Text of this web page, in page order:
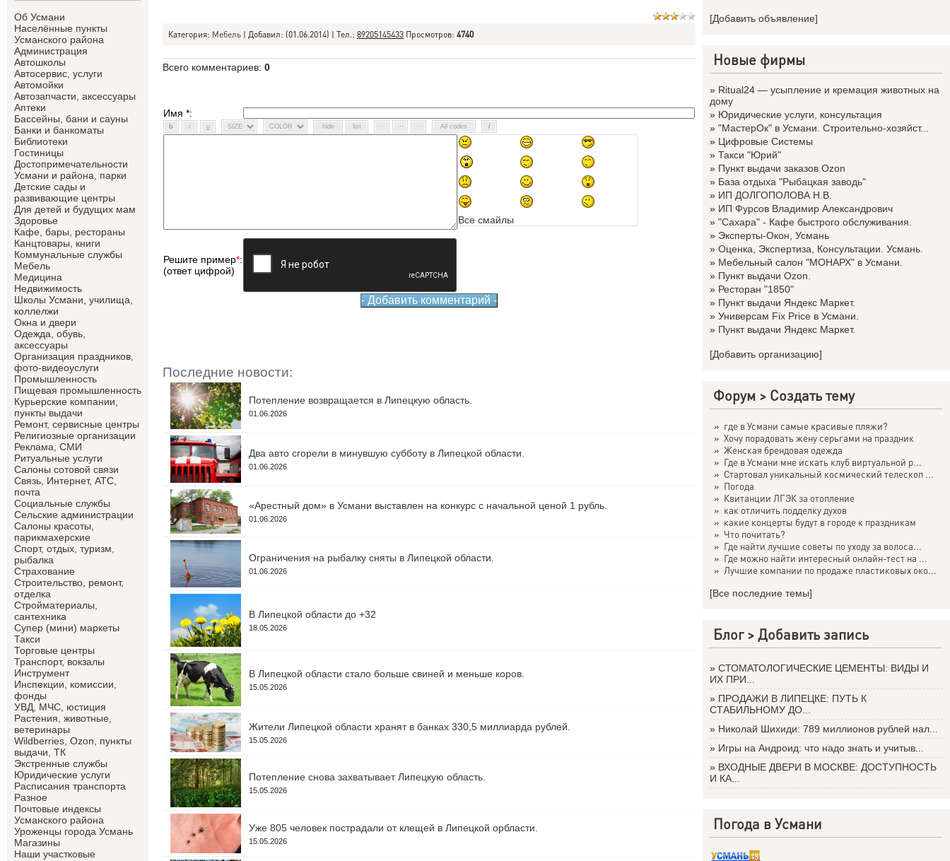
Об Усмани
Населённые пункты
Усманского района
Администрация
Автошколы
Автосервис, услуги
Автомойки
Автозапчасти, аксессуары
Аптеки
Бассейны, бани и сауны
Банки и банкоматы
Библиотеки
Гостиницы
Достопримечательности
Усмани и района, парки
Детские сады и
развивающие центры
Для детей и будущих мам
Здоровье
Кафе, бары, рестораны
Канцтовары, книги
Коммунальные службы
Мебель
Медицина
Недвижимость
Школы Усмани, училища,
коллелжи
Окна и двери
Одежда, обувь,
аксессуары
Организация праздников,
фото-видеоуслуги
Промышленность
Пищевая промышленность
Курьерские компании,
пункты выдачи
Ремонт, сервисные центры
Религиозные организации
Реклама, СМИ
Ритуальные услуги
Салоны сотовой связи
Связь, Интернет, АТС,
почта
Социальные службы
Сельские администрации
Салоны красоты,
парикмахерские
Спорт, отдых, туризм,
рыбалка
Страхование
Строительство, ремонт,
отделка
Cтройматериалы,
сантехника
Супер (мини) маркеты
Такси
Торговые центры
Транспорт, вокзалы
Инструмент
Инспекции, комиссии,
фонды
УВД, МЧС, юстиция
Растения, животные,
ветеринары
Wildberries, Ozon, пункты
выдачи, ТК
Экстренные службы
Юридические услуги
Расписания транспорта
Разное
Почтовые индексы
Усманского района
Уроженцы города Усмань
Магазины
Наши участковые
Категория: Мебель | Добавил: (01.06.2014) | Тел.: 89205145433 Просмотров: 4740
Всего комментариев: 0
Имя *:
Все смайлы
Решите пример*:
(ответ цифрой)
Последние новости:
Потепление возвращается в Липецкую область.
01.06.2026
Два авто сгорели в минувшую субботу в Липецкой области.
01.06.2026
«Арестный дом» в Усмани выставлен на конкурс с начальной ценой 1 рубль.
01.06.2026
Ограничения на рыбалку сняты в Липецкой области.
01.06.2026
В Липецкой области до +32
18.05.2026
В Липецкой области стало больше свиней и меньше коров.
15.05.2026
Жители Липецкой области хранят в банках 330,5 миллиарда рублей.
15.05.2026
Потепление снова захватывает Липецкую область.
15.05.2026
Уже 805 человек пострадали от клещей в Липецкой орбласти.
15.05.2026
[Добавить объявление]
Новые фирмы
» Ritual24 — усыпление и кремация животных на
дому
» Юридические услуги, консультация
» "МастерОк" в Усмани. Строительно-хозяйст...
» Цифровые Системы
» Такси "Юрий"
» Пункт выдачи заказов Ozon
» База отдыха "Рыбацкая заводь"
» ИП ДОЛГОПОЛОВА Н.В.
» ИП Фурсов Владимир Александрович
» "Сахара" - Кафе быстрого обслуживания.
» Эксперты-Окон, Усмань
» Оценка, Экспертиза, Консультации. Усмань.
» Мебельный салон "МОНАРХ" в Усмани.
» Пункт выдачи Ozon.
» Ресторан "1850"
» Пункт выдачи Яндекс Маркет.
» Универсам Fix Price в Усмани.
» Пункт выдачи Яндекс Маркет.
[Добавить организацию]
Форум > Создать тему
» где в Усмани самые красивые пляжи?
» Хочу порадовать жену серьгами на праздник
» Женская брендовая одежда
» Где в Усмани мне искать клуб виртуальной р...
» Стартовал уникальный космический телескоп ...
» Погода
» Квитанции ЛГЭК за отопление
» как отличить подделку духов
» какие концерты будут в городе к праздникам
» Что почитать?
» Где найти лучшие советы по уходу за волоса...
» Где можно найти интересный онлайн-тест на ...
» Лучшие компании по продаже пластиковых око...
[Все последние темы]
Блог >Добавить запись
» СТОМАТОЛОГИЧЕСКИЕ ЦЕМЕНТЫ: ВИДЫ И
ИХ ПРИ...
» ПРОДАЖИ В ЛИПЕЦКЕ: ПУТЬ К
СТАБИЛЬНОМУ ДО...
» Николай Шихиди: 789 миллионов рублей нал...
» Игры на Андроид: что надо знать и учитыв...
» ВХОДНЫЕ ДВЕРИ В МОСКВЕ: ДОСТУПНОСТЬ
И КА...
Погода в Усмани